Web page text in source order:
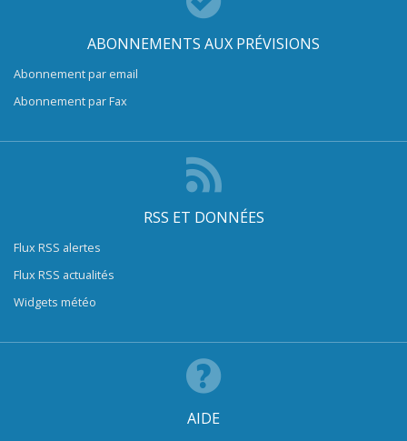
ABONNEMENTS AUX PRÉVISIONS
Abonnement par email
Abonnement par Fax
RSS ET DONNÉES
Flux RSS alertes
Flux RSS actualités
Widgets météo
AIDE